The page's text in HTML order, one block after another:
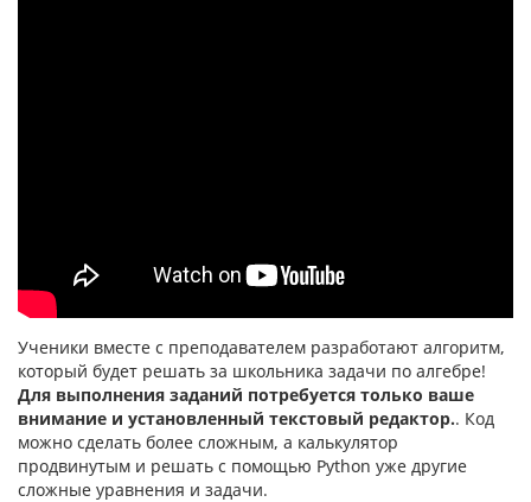
Ученики вместе с преподавателем разработают алгоритм,
который будет решать за школьника задачи по алгебре!
Для выполнения заданий потребуется только ваше
внимание и установленный текстовый редактор.. Код
можно сделать более сложным, а калькулятор
продвинутым и решать с помощью Python уже другие
сложные уравнения и задачи.